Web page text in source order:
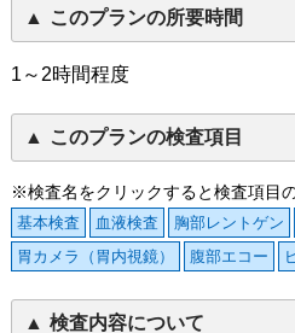
このプランの所要時間
1～2時間程度
このプランの検査項目
※検査名をクリックすると検査項目
基本検査 血液検査 胸部レントゲン
胃カメラ（胃内視鏡）
腹部エコー
検査内容について